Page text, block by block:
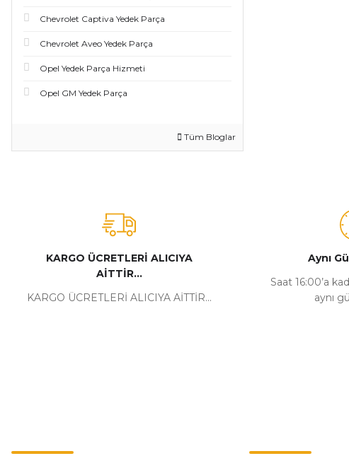
Chevrolet Captiva Yedek Parça
Chevrolet Aveo Yedek Parça
Opel Yedek Parça Hizmeti
Opel GM Yedek Parça
Tüm Bloglar
KARGO ÜCRETLERİ ALICIYA
AİTTİR...
KARGO ÜCRETLERİ ALICIYA AİTTİR...
Aynı
Saat 16:00’a
aynı